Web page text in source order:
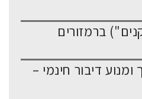
ברמזורים
דיבור חינמי –